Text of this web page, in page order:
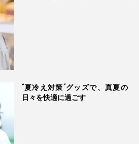
“夏冷え対策”グッズで、真夏の
日々を快適に過ごす